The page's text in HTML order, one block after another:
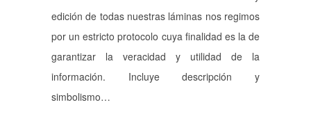
edición de todas nuestras láminas nos regimos
por un estricto protocolo cuya finalidad es la de
garantizar la veracidad y utilidad de la
información. Incluye descripción y
simbolismo…